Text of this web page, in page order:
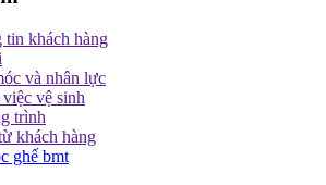
tin khách hàng
và nhân lực
vệ sinh
trình
khách hàng
ghế bmt